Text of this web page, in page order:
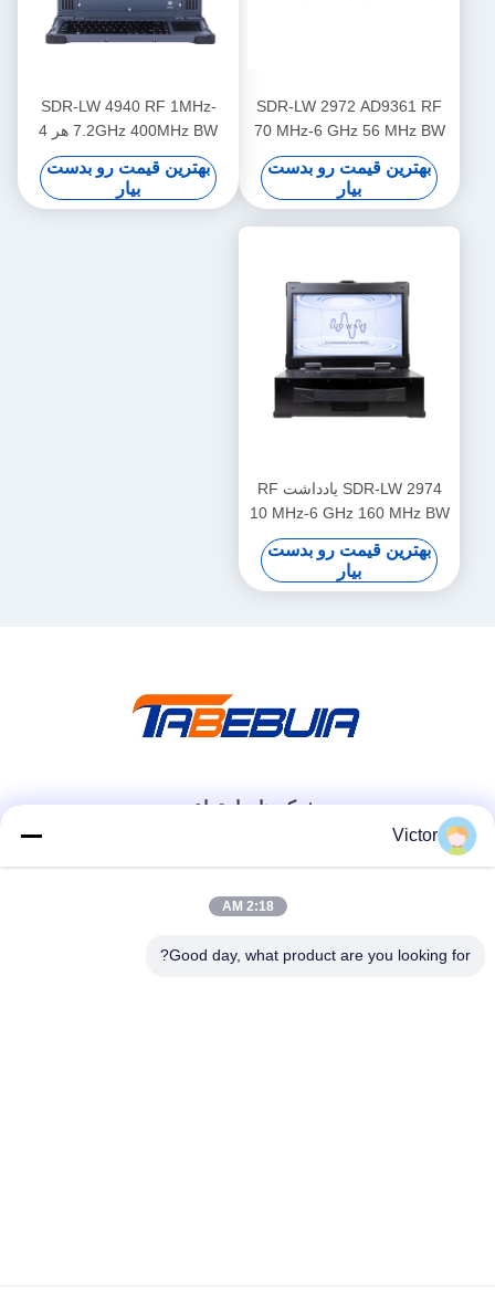
SDR-LW 2972 AD9361 RF
70 MHz-6 GHz 56 MHz BW
هر 2 کانال USB 3.0 USRP
یکپارچه نرم افزار تعریف شده
دستگاه رادیویی
بهترین قیمت رو بدست
بیار
SDR-LW 4940 RF 1MHz-
7.2GHz 400MHz BW هر 4
کانال 1 × QSFP + USB 3.0
یکپارچه با صفحه نمایش i9 و
صفحه کلید داخل USRP
بهترین قیمت رو بدست
بیار
SDR-LW 2974 یادداشت RF
10 MHz-6 GHz 160 MHz BW
هر 2 کانال 4 × USB 3.0، 2 ×
SFP+ 4 × PCIE BUS i7
پردازنده USRP یکپارچه نرم
بهترین قیمت رو بدست
بیار
شبکه های اجتماعی
تماس سریع
تلفن
Victor
2:18 AM
Good day, what product are you looking for?